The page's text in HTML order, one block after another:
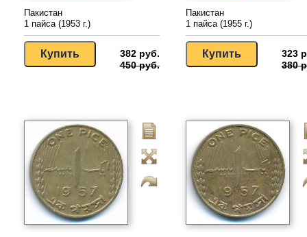
Пакистан
1 пайса (1953 г.)
382 руб.
450 руб.
Пакистан
1 пайса (1955 г.)
323
380